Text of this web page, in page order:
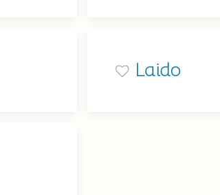
Laido